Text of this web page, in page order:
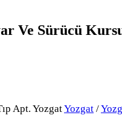
Ve Sürücü
Apt. YozgatYozgat /